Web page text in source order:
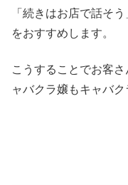
「続きはお店で話そ
をおすすめします。
こうすることでお客
ャバクラ嬢もキャバク